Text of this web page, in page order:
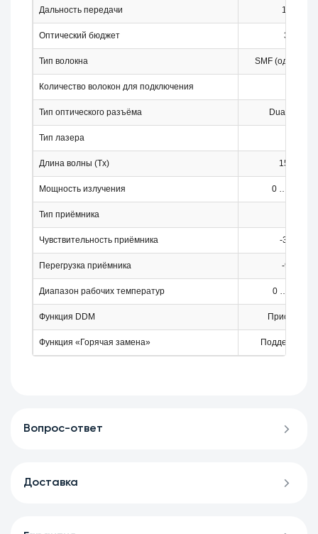
Дальность передачи 160 км
Оптический бюджет 36 дБ
Тип волокна SMF
Количество волокон для подключения
Тип оптического разъёма Dual LC/
Тип лазера
Длина волны (Tx) 1530 нм
Мощность излучения 0 … +5 дБм
Тип приёмника
Чувствительность приёмника -31 дБм
Перегрузка приёмника -9 дБм
Диапазон рабочих температур 0 … +70 °C
Функция DDM
Функция «Горячая замена»
Вопрос-ответ
Доставка